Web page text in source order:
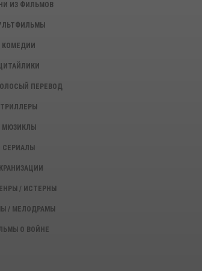
ИЗ ФИЛЬМОВ
КОМЕДИИ
ЦИТАЙЛИКИ
ПЕРЕВОД
ТРИЛЛЕРЫ
МЮЗИКЛЫ
СЕРИАЛЫ
/ ИСТЕРНЫ
/ МЕЛОДРАМЫ
О ВОЙНЕ